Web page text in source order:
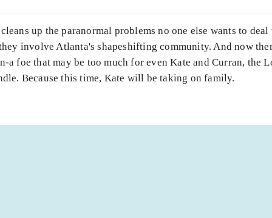
up the paranormal problems no one else wants to deal
involve Atlanta's shapeshifting community. And now
a foe that may be too much for even Kate and Curran, the
Because this time, Kate will be taking on family.